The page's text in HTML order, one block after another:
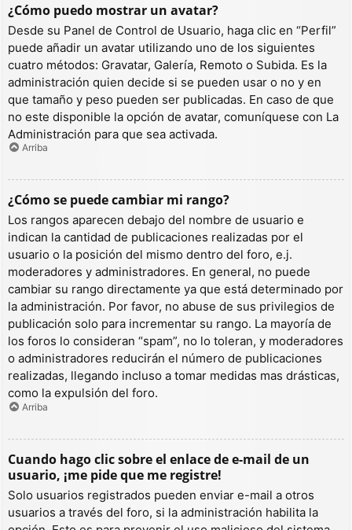
¿Cómo puedo mostrar un avatar?
Desde su Panel de Control de Usuario, haga clic en “Perfil”
puede añadir un avatar utilizando uno de los siguientes
cuatro métodos: Gravatar, Galería, Remoto o Subida. Es la
administración quien decide si se pueden usar o no y en
que tamaño y peso pueden ser publicadas. En caso de que
no este disponible la opción de avatar, comuníquese con La
Administración para que sea activada.
Arriba
¿Cómo se puede cambiar mi rango?
Los rangos aparecen debajo del nombre de usuario e
indican la cantidad de publicaciones realizadas por el
usuario o la posición del mismo dentro del foro, e.j.
moderadores y administradores. En general, no puede
cambiar su rango directamente ya que está determinado por
la administración. Por favor, no abuse de sus privilegios de
publicación solo para incrementar su rango. La mayoría de
los foros lo consideran “spam”, no lo toleran, y moderadores
o administradores reducirán el número de publicaciones
realizadas, llegando incluso a tomar medidas mas drásticas,
como la expulsión del foro.
Arriba
Cuando hago clic sobre el enlace de e-mail de un
usuario, ¡me pide que me registre!
Solo usuarios registrados pueden enviar e-mail a otros
usuarios a través del foro, si la administración habilita la